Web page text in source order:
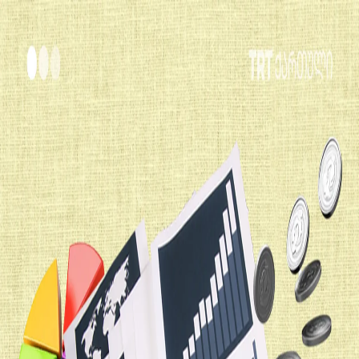
ᲞᲝᲚᲘᲢᲘᲙᲐᲗᲣᲠᲥᲔᲗᲘ ᲙᲣᲚᲢᲣᲠᲐᲡᲐᲘᲜᲢᲔᲠᲔᲡᲝ
ᲤᲐᲥᲢᲔᲑᲘᲛᲝᲡᲐᲖᲠᲔᲑᲐ
00:00
00:0000:00
მეტის მოსმენა
დღის ამბები | 07.08.2026
მაღალი ტექნოლოგიების „იშვიათი“ საჭიროებები
სიბნელიდან სინათლისკენ: 15 ივლისის მე-10
წლისთავი
ტექნოლოგიას შენ აკონტროლებ, თუ ტექნოლოგია
გაკონტროლებს შენ?
სარბენი ბილიკების ბნელი ისტორია
ვინ და რა რაოდენობით უნდა მიიღოს მცენარეული
ჩაი?